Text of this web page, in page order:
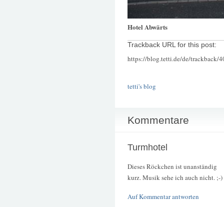
Hotel Abwärts
Trackback URL for this post:
https://blog.tetti.de/de/trackback/
tetti's blog
Kommentare
Turmhotel
Dieses Röckchen ist unanständig
kurz. Musik sehe ich auch nicht. ;-)
Auf Kommentar antworten